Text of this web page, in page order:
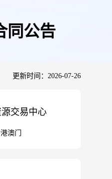
同公告
更新时间：2026-07-26
交易中心
澳门